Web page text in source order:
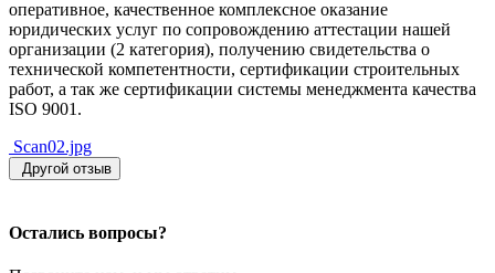
оперативное, качественное комплексное оказание
юридических услуг по сопровождению аттестации нашей
организации (2 категория), получению свидетельства о
технической компетентности, сертификации строительных
работ, а так же сертификации системы менеджмента качества
ISO 9001.
Scan02.jpg
Другой отзыв
Остались вопросы?